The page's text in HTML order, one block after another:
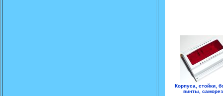
Корпуса, стойки,
винты,